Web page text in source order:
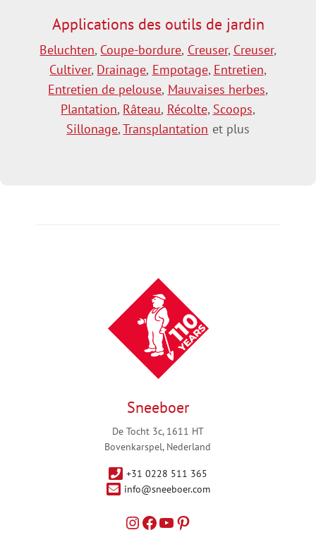
Applications des outils de jardin
Beluchten, Coupe-bordure, Creuser, Creuser,
Cultiver, Drainage, Empotage, Entretien,
Entretien de pelouse, Mauvaises herbes,
Plantation, Râteau, Récolte, Scoops,
Sillonage,Transplantation et plus
Sneeboer
De Tocht 3c, 1611 HT
Bovenkarspel, Nederland
+31 0228 511 365
info@sneeboer.com